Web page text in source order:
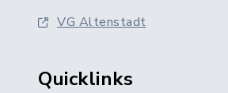
VG Altenstadt
Quicklinks